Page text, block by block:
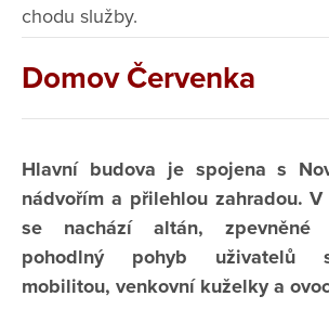
chodu služby.
Domov Červenka
Hlavní budova je spojena s
nádvořím a přilehlou zahradou.
se nachází altán, zpevněné
pohodlný pohyb uživatelů
mobilitou, venkovní kuželky a